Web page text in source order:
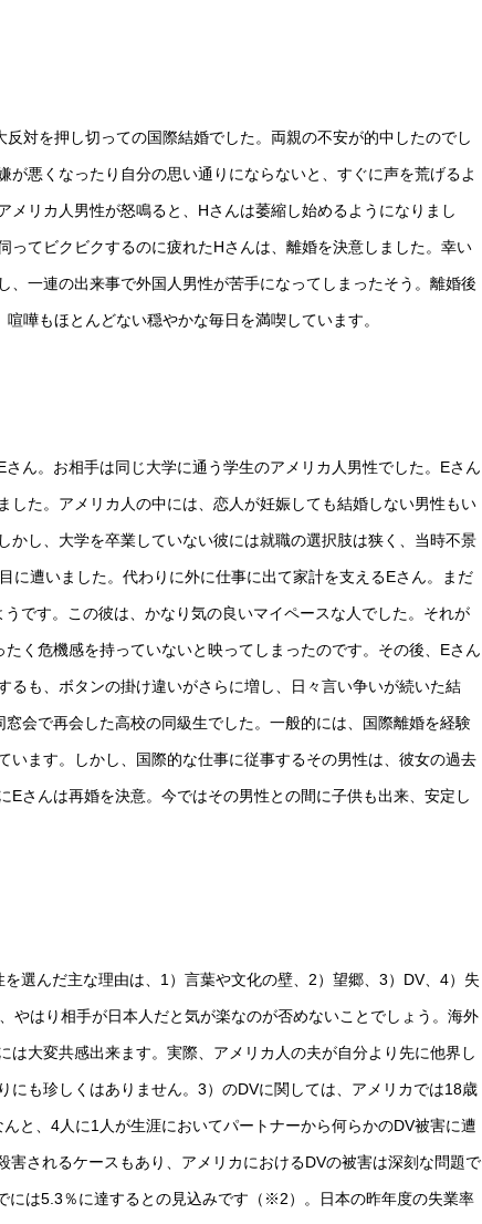
対を押し切っての国際結婚でした。両親の不安が的中したのでし
悪くなったり自分の思い通りにならないと、すぐに声を荒げるよ
リカ人男性が怒鳴ると、Hさんは萎縮し始めるようになりまし
てビクビクするのに疲れたHさんは、離婚を決意しました。幸い
一連の出来事で外国人男性が苦手になってしまったそう。離婚後
嘩もほとんどない穏やかな毎日を満喫しています。
ん。お相手は同じ大学に通う学生のアメリカ人男性でした。Eさん
た。アメリカ人の中には、恋人が妊娠しても結婚しない男性もい
し、大学を卒業していない彼には就職の選択肢は狭く、当時不景
に遭いました。代わりに外に仕事に出て家計を支えるEさん。まだ
です。この彼は、かなり気の良いマイペースな人でした。それが
く危機感を持っていないと映ってしまったのです。その後、Eさん
も、ボタンの掛け違いがさらに増し、日々言い争いが続いた結
会で再会した高校の同級生でした。一般的には、国際離婚を経験
ます。しかし、国際的な仕事に従事するその男性は、彼女の過去
さんは再婚を決意。今ではその男性との間に子供も出来、安定し
選んだ主な理由は、1）言葉や文化の壁、2）望郷、3）DV、4）失
やはり相手が日本人だと気が楽なのが否めないことでしょう。海外
大変共感出来ます。実際、アメリカ人の夫が自分より先に他界し
も珍しくはありません。3）のDVに関しては、アメリカでは18歳
と、4人に1人が生涯においてパートナーから何らかのDV被害に遭
されるケースもあり、アメリカにおけるDVの被害は深刻な問題で
は5.3％に達するとの見込みです（※2）。日本の昨年度の失業率